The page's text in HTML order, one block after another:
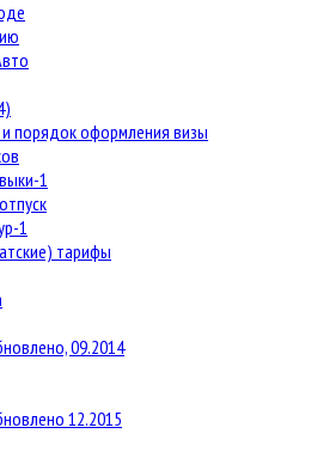
порядок оформления визы
1
1
тарифы
09.2014
12.2015